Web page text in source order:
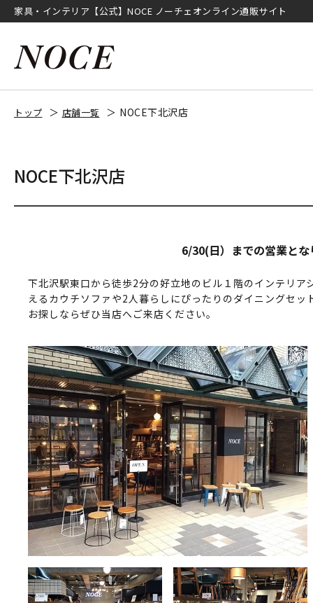
家具・インテリア【公式】NOCE ノーチェオンライン通販サイト
トップ 店舗一覧 NOCE下北沢店
NOCE下北沢店
6/30(日）までの営業と
下北沢駅東口から徒歩2分の好立地のビル１階のインテリ
えるカウチソファや2人暮らしにぴったりのダイニングセ
お探しならぜひ当店へご来店ください。